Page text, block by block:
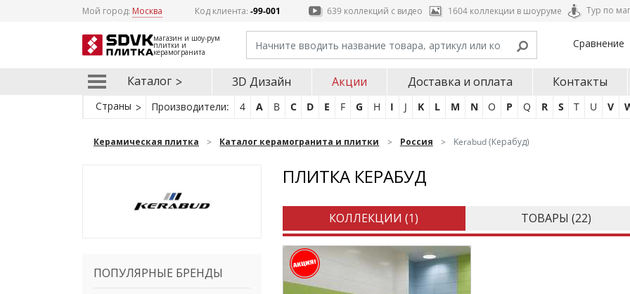
Мой город: Москва Код клиента:-99-001 639 коллекций с видео 1604 коллекции в шоуруме Тур по
магазин и шоу-рум
плитки и
керамогранита
Сравнение
Каталог 3D Дизайн Акции Доставка и оплата Контакты
Страны Производители: 4 A B C D E F G H I J K L M N O P Q R S T U V
Керамическая плитка Каталог керамогранита и плитки Россия Kerabud (Керабуд)
ПОПУЛЯРНЫЕ БРЕНДЫ
ПЛИТКА КЕРАБУД
КОЛЛЕКЦИИ (1) ТОВАРЫ (22)